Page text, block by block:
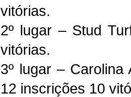
vitórias.
2º lugar – Stud
vitórias.
3º lugar –
12 inscrições 10